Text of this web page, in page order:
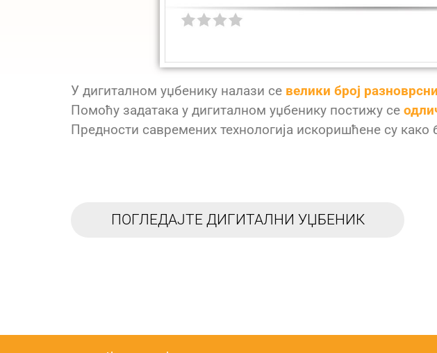
У дигиталном уџбенику налази се велики број
Помоћу задатака у дигиталном уџбенику постижу се
Предности савремених технологија искоришћене су
ПОГЛЕДАЈТЕ ДИГИТАЛНИ УЏБЕНИК